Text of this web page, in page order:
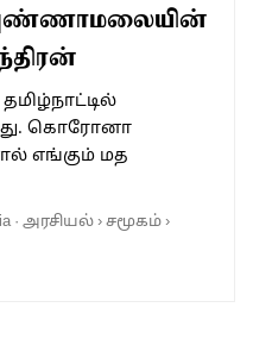
அண்ணாமலையின்
கொரோனா
எங்கும் மத
· அரசியல்›சமூகம்›